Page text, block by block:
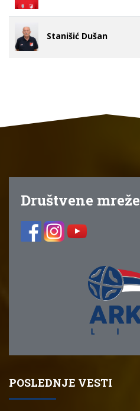
Stanišić Dušan
Društvene mreže
POSLEDNJE VESTI